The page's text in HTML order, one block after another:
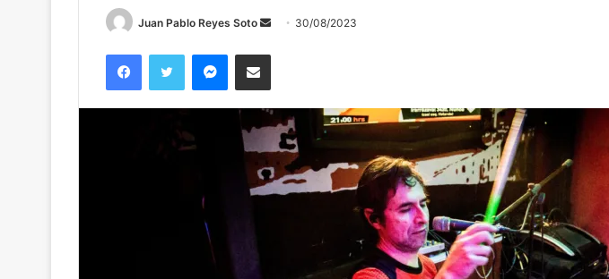
Juan Pablo Reyes Soto
Send 30/08/2023
FacebookTwitter MessengerCompartir por correo